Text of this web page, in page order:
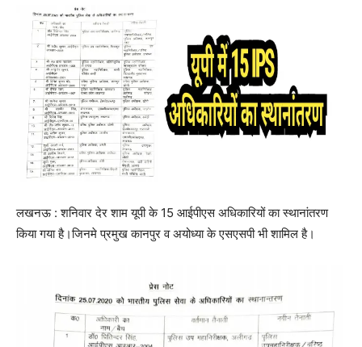
लखनऊ : शनिवार देर शाम यूपी के 15 आईपीएस अधिकारियों का स्थानांतरण
किया गया है।जिनमे प्रमुख कानपुर व अयोध्या के एसएसपी भी शामिल है।